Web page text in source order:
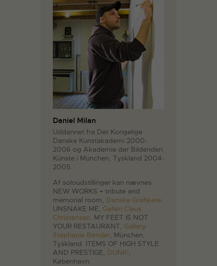
Daniel Milan
Uddannet fra Det Kongelige
Danske Kunstakademi 2000-
2006 og Akademie der Bildenden
Künste i München, Tyskland 2004-
2005.
Af soloudstillinger kan nævnes
NEW WORKS + tribute and
memorial room, Danske Grafikere.
UNSNAKE ME, Galleri Claus
Christensen. MY FEET IS NOT
YOUR RESTAURANT, Gallery
Stephanie Bender, München,
Tyskland. ITEMS OF HIGH STYLE
AND PRESTIGE, DUNK!,
København.